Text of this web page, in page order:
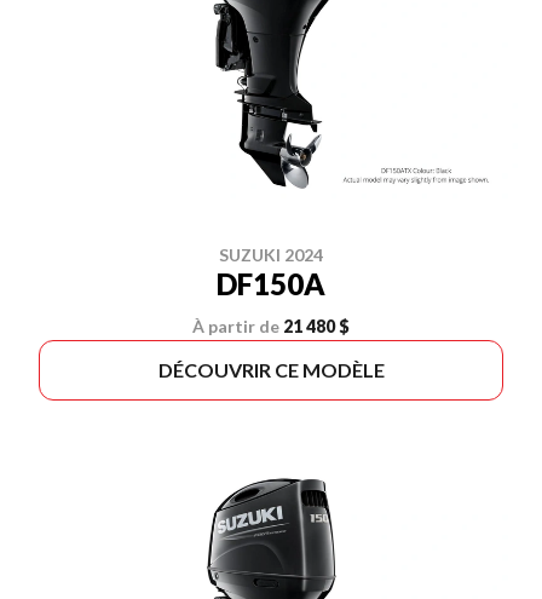
SUZUKI 2024
DF150A
À partir de 21 480 $
DÉCOUVRIR CE MODÈLE